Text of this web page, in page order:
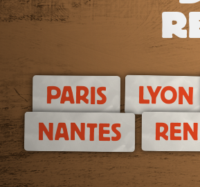
PARIS LYON
NANTES